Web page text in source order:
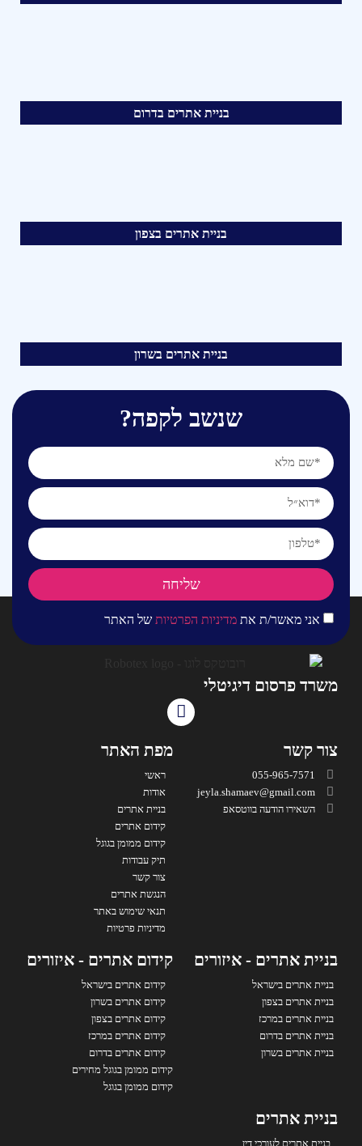
בניית אתרים בדרום
בניית אתרים בצפון
בניית אתרים בשרון
שנשב לקפה?
אני מאשר/ת את מדיניות הפרטיות של האתר
שליחה
משרד פרסום דיגיטלי
צור קשר
055-965-7571
jeyla.shamaev@gmail.com
השאירו הודעה בווטסאפ
מפת האתר
ראשי
אודות
בניית אתרים
קידום אתרים
קידום ממומן בגוגל
תיק עבודות
צור קשר
הנגשת אתרים
תנאי שימוש באתר
מדיניות פרטיות
בניית אתרים - איזורים
בניית אתרים בישראל
בניית אתרים בצפון
בניית אתרים במרכז
בניית אתרים בדרום
בניית אתרים בשרון
קידום אתרים - איזורים
קידום אתרים בישראל
קידום אתרים בשרון
קידום אתרים בצפון
קידום אתרים במרכז
קידום אתרים בדרום
קידום ממומן בגוגל מחירים
קידום ממומן בגוגל
בניית אתרים
בניית אתרים לעורכי דין